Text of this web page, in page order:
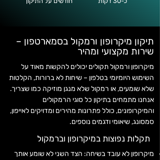
תיקון מיקרופון ורמקול בסמארטפון –
שירות מקצועי ומהיר
מיקרופון ורמקול תקולים יכולים להקשות מאוד על
השימוש היומיומי בטלפון – שיחות לא ברורות, הקלטות
שלא שומעים, או רמקול שלא מנגן מוזיקה כמו שצריך.
אנחנו מתמחים בתיקון כל סוגי הרמקולים
והמיקרופונים, כולל פתרונות מהירים ומדויקים לאייפון,
סמסונג, שיאומי ודגמים נוספים.
תקלות נפוצות במיקרופון וברמקול
מיקרופון לא עובד בשיחה: הצד השני לא שומע אותך